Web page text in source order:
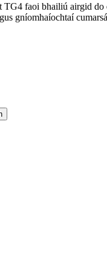
TG4 faoi bhailiú airgid
gníomhaíochtaí